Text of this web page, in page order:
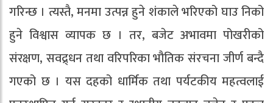
गरिन्छ । त्यस्तै, मनमा उत्पन्न हुने शंकाले भरिएको घाउ निको
हुने विश्वास व्यापक छ । तर, बजेट अभावमा पोखरीको
संरक्षण, सवद्र्धन तथा वरिपरिका भौतिक संरचना जीर्ण बन्दै
गएको छ । यस दहको धार्मिक तथा पर्यटकीय महत्वलाई